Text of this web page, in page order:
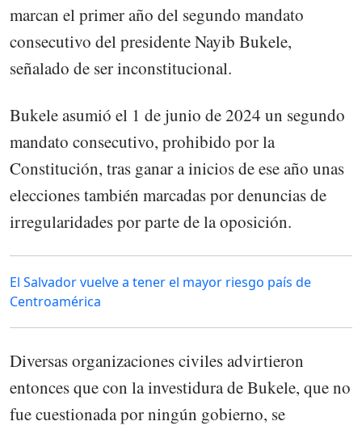
marcan el primer año del segundo mandato
consecutivo del presidente Nayib Bukele,
señalado de ser inconstitucional.
Bukele asumió el 1 de junio de 2024 un segundo
mandato consecutivo, prohibido por la
Constitución, tras ganar a inicios de ese año unas
elecciones también marcadas por denuncias de
irregularidades por parte de la oposición.
El Salvador vuelve a tener el mayor riesgo país de
Centroamérica
Diversas organizaciones civiles advirtieron
entonces que con la investidura de Bukele, que no
fue cuestionada por ningún gobierno, se